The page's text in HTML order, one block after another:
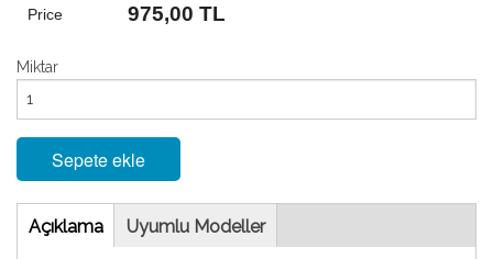
Price 975,00 TL
Miktar
Sepete ekle
Tab
Açıklama(etkinUyumlu Modeller